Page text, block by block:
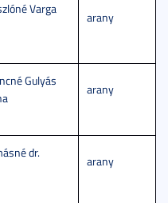
Varga
arany
Gulyás
arany
dr.
arany